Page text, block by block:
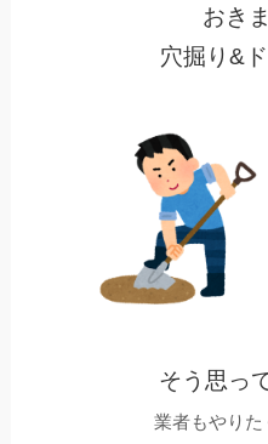
おき
穴掘り&
そう思っ
業者もやりた